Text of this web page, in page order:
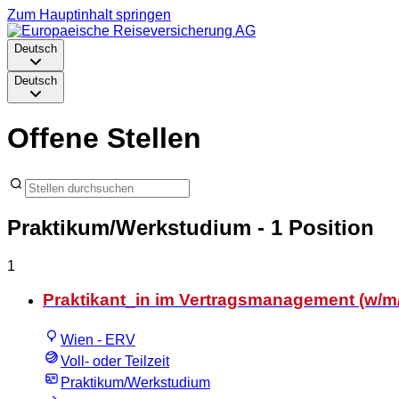
Zum Hauptinhalt springen
Deutsch
Deutsch
Offene Stellen
Praktikum/Werkstudium - 1 Position
1
Praktikant_in im Vertragsmanagement (w/
Wien - ERV
Voll- oder Teilzeit
Praktikum/Werkstudium